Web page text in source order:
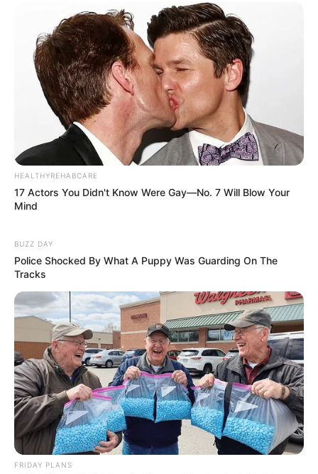
HEALTHYREHABCARE
17 Actors You Didn't Know Were Gay—No. 7 Will Blow Your
Mind
BUZZ DAY
Police Shocked By What A Puppy Was Guarding On The
Tracks
FRIDAY PLANS